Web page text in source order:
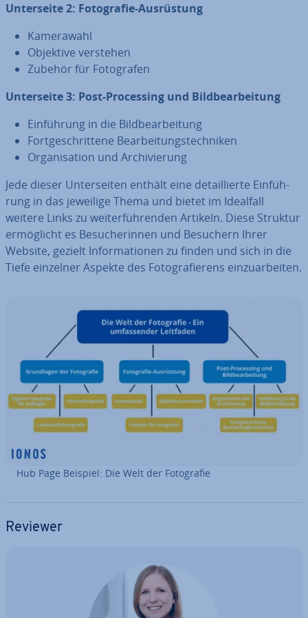
Un­ter­sei­te 2: Fo­to­gra­fie-Aus­rüs­tung
Ka­me­ra­wahl
Objektive verstehen
Zubehör für Fo­to­gra­fen
Un­ter­sei­te 3: Post-Pro­ces­sing und Bild­be­ar­bei­tung
Ein­füh­rung in die Bild­be­ar­bei­tung
Fort­ge­schrit­te­ne Be­ar­bei­tungs­tech­ni­ken
Or­ga­ni­sa­ti­on und Ar­chi­vie­rung
Jede dieser Un­ter­sei­ten enthält eine de­tail­lier­te Ein­füh­
rung in das jeweilige Thema und bietet im Idealfall
weitere Links zu wei­ter­füh­ren­den Artikeln. Diese Struktur
er­mög­licht es Be­su­che­rin­nen und Besuchern Ihrer
Website, gezielt In­for­ma­tio­nen zu finden und sich in die
Tiefe einzelner Aspekte des Fo­to­gra­fie­rens ein­zu­ar­bei­ten.
Hub Page Beispiel: Die Welt der Fo­to­gra­fie
Reviewer